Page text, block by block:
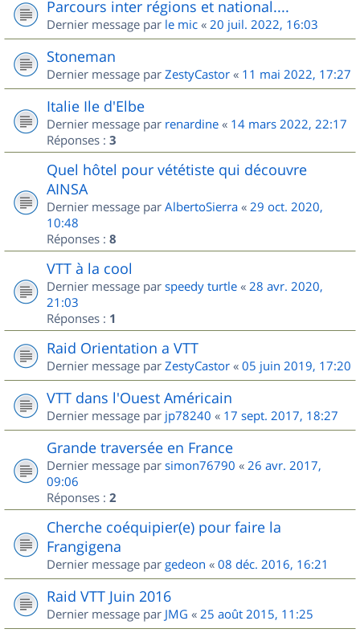
Parcours inter régions et national....
Dernier message par le mic « 20 juil. 2022, 16:03
Stoneman
Dernier message par ZestyCastor « 11 mai 2022, 17:27
Italie Ile d'Elbe
Dernier message par renardine « 14 mars 2022, 22:17
Réponses : 3
Quel hôtel pour vététiste qui découvre
AINSA
Dernier message par AlbertoSierra « 29 oct. 2020,
10:48
Réponses : 8
VTT à la cool
Dernier message par speedy turtle « 28 avr. 2020,
21:03
Réponses : 1
Raid Orientation a VTT
Dernier message par ZestyCastor « 05 juin 2019, 17:20
VTT dans l'Ouest Américain
Dernier message par jp78240 « 17 sept. 2017, 18:27
Grande traversée en France
Dernier message par simon76790 « 26 avr. 2017,
09:06
Réponses : 2
Cherche coéquipier(e) pour faire la
Frangigena
Dernier message par gedeon « 08 déc. 2016, 16:21
Raid VTT Juin 2016
Dernier message par JMG « 25 août 2015, 11:25